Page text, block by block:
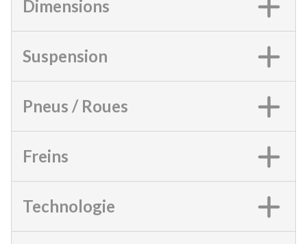
Dimensions
Suspension
Pneus / Roues
Freins
Technologie